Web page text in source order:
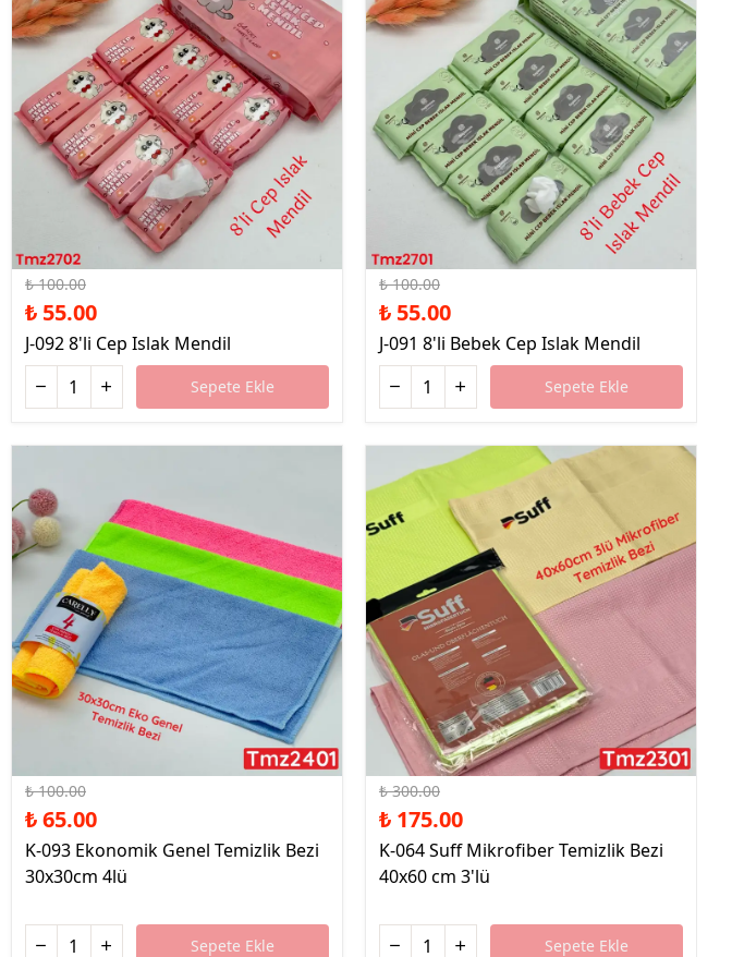
%45 İndirim
₺ 100.00
₺ 55.00
J-092 8'li Cep Islak Mendil
Sepete Ekle
%45 İndirim
₺ 100.00
₺ 55.00
J-091 8'li Bebek Cep Islak Mendil
Sepete Ekle
₺ 100.00
₺ 65.00
K-093 Ekonomik Genel Temizlik Bezi
30x30cm 4lü
Sepete Ekle
%42 İndirim
₺ 300.00
₺ 175.00
K-064 Suff Mikrofiber Temizlik Bezi
40x60 cm 3'lü
Sepete Ekle